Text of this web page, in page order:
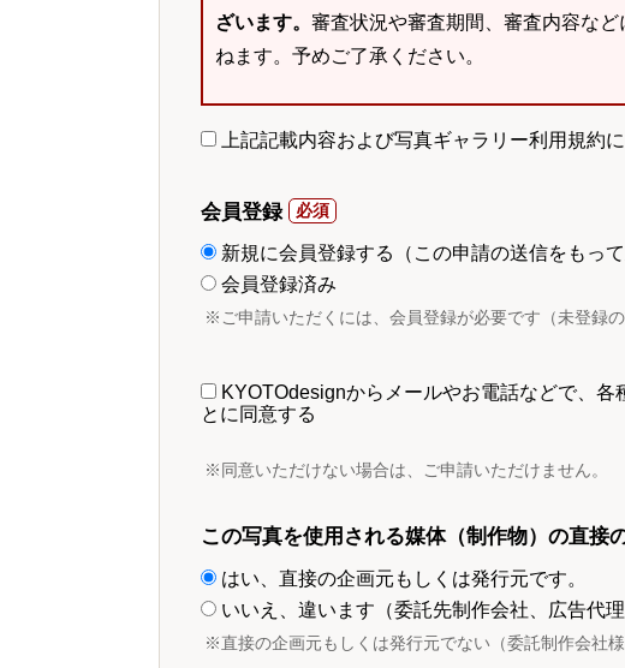
ざいます。 審査状況や審査期間、審査内容な
ねます。予めご了承ください。
上記記載内容および写真ギャラリー利用規約
会員登録
新規に会員登録する（この申請の送信をもっ
会員登録済み
※ご申請いただくには、会員登録が必要です（未登録
KYOTOdesignからメールやお電話などで、
とに同意する
※同意いただけない場合は、ご申請いただけません。
この写真を使用される媒体（制作物）の直接
はい、直接の企画元もしくは発行元です。
いいえ、違います（委託先制作会社、広告代理
※直接の企画元もしくは発行元でない（委託制作会社